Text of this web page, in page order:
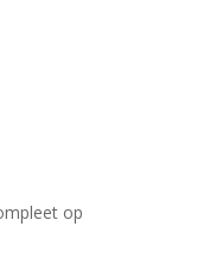
op